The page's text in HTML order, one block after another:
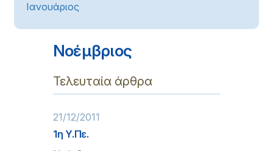
Ιανουάριος
Νοέμβριος
Τελευταία άρθρα
21/12/2011
1η Υ.Πε.